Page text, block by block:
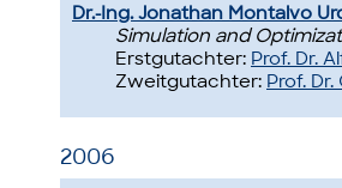
Dr.-Ing. Jonathan Montalvo
Simulation and
Erstgutachter: Prof. Dr.
Zweitgutachter: Prof.
2006